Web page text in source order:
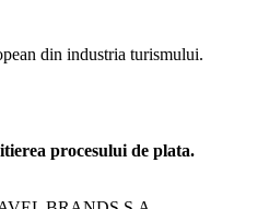
din industria turismului.
procesului de plata.